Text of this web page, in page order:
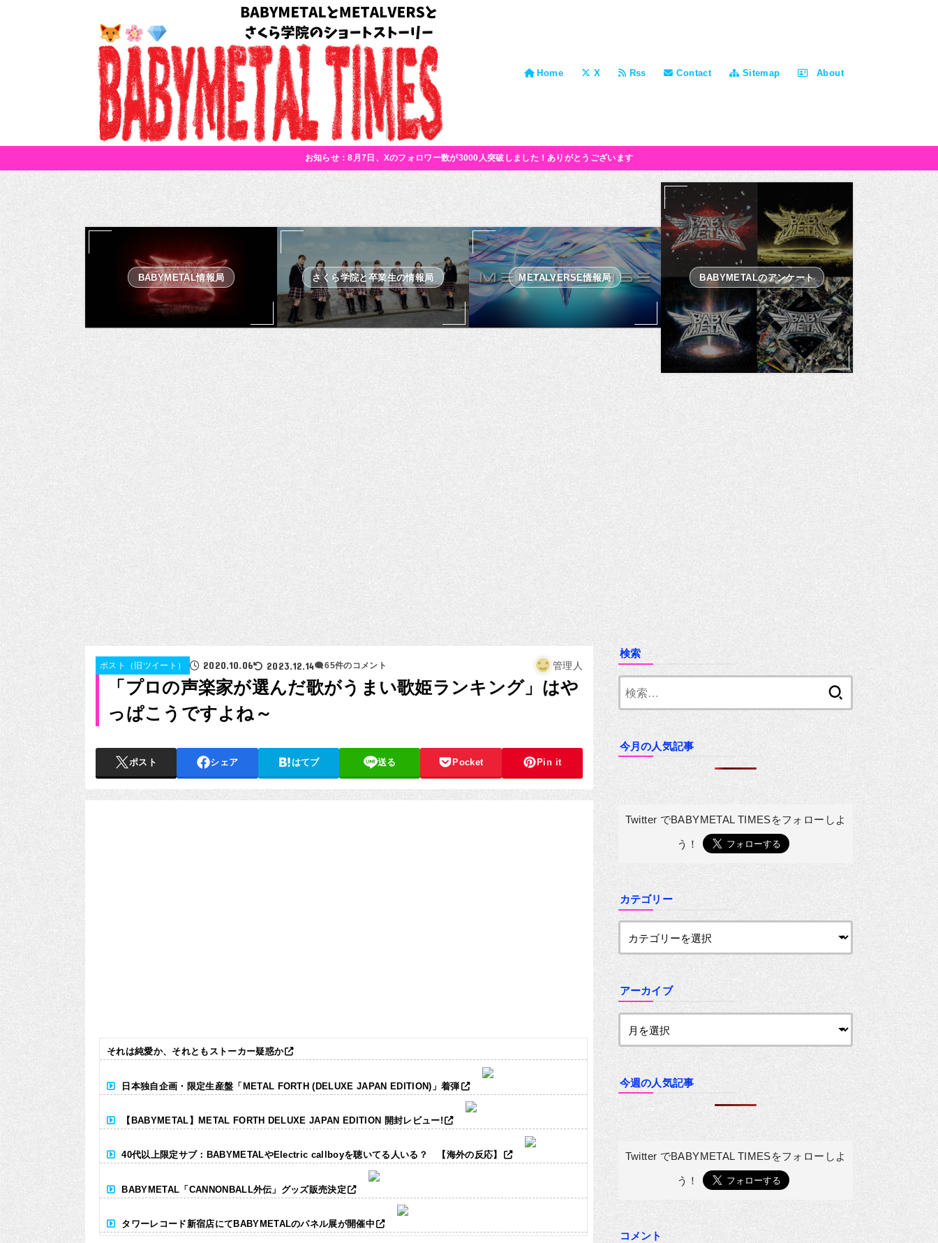
Home X Rss Contact Sitemap About
お知らせ：8月7日、Xのフォロワー数が3000人突破しました！ありがとうございます
BABYMETAL情報局 さくら学院と卒業生の情報局 METALVERSE情報局 BABYMETALのアンケート
ポスト（旧ツイート） 2020.10.06 2023.12.14 65件のコメント 管理人
「プロの声楽家が選んだ歌がうまい歌姫ランキング」はや
っぱこうですよね～
ポスト シェア はてブ 送る Pocket Pin it
それは純愛か、それともストーカー疑惑か
日本独自企画・限定生産盤「METAL FORTH (DELUXE JAPAN EDITION)」着弾
【BABYMETAL】METAL FORTH DELUXE JAPAN EDITION 開封レビュー!
40代以上限定サブ：BABYMETALやElectric callboyを聴いてる人いる？ 【海外の反応】
BABYMETAL「CANNONBALL外伝」グッズ販売決定
タワーレコード新宿店にてBABYMETALのパネル展が開催中
検索
今月の人気記事
Twitter でBABYMETAL TIMESをフォローしよ
う！
カテゴリー
アーカイブ
今週の人気記事
Twitter でBABYMETAL TIMESをフォローしよ
う！
コメント